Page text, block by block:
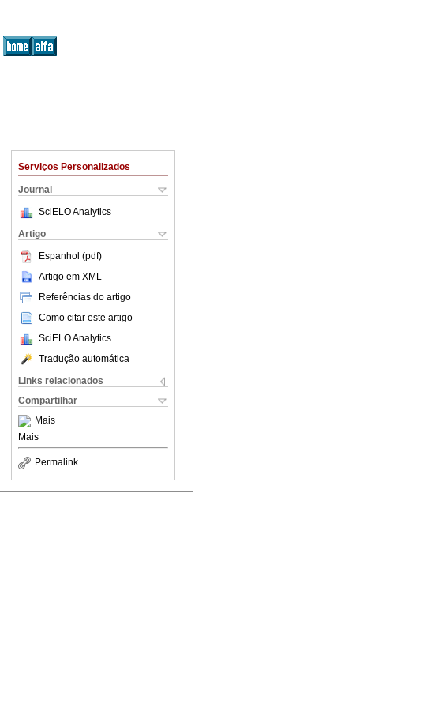
Serviços Personalizados
Journal
SciELO Analytics
Artigo
Espanhol (pdf)
Artigo em XML
Referências do artigo
Como citar este artigo
SciELO Analytics
Tradução automática
Links relacionados
Compartilhar
Mais
Mais
Permalink